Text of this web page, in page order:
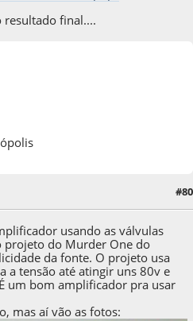
final....
#80
usando as válvulas
projeto do Murder One do
da fonte. O projeto usa
a tensão até atingir uns 80v e
um bom amplificador pra usar
mas aí vão as fotos: